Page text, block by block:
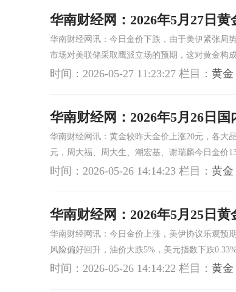
华南财经网：2026年5月27日黄
华南财经网讯：今日金价下跌，由于美伊紧张局
市场对美联储采取鹰派立场的预期，这对黄金构
时间：2026-05-27 11:23:27 栏目： 黄金
华南财经网：2026年5月26日
华南财经网讯：黄金较昨天金价上涨20元，各大
元，周大福、周大生、潮宏基、谢瑞麟今日金价
时间：2026-05-26 14:14:23 栏目： 黄金
华南财经网：2026年5月25日黄
华南财经网讯：今日金价上涨，美伊协议乐观预
风险偏好回升，油价大跌5%，美元指数下跌
时间：2026-05-26 14:14:22 栏目： 黄金